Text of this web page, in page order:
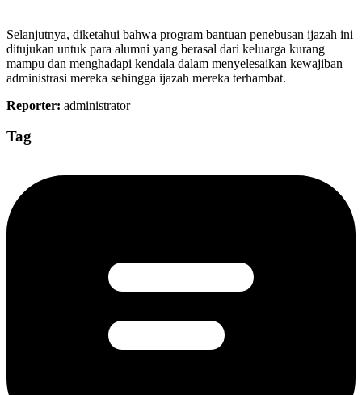
Selanjutnya, diketahui bahwa program bantuan penebusan ijazah ini
ditujukan untuk para alumni yang berasal dari keluarga kurang
mampu dan menghadapi kendala dalam menyelesaikan kewajiban
administrasi mereka sehingga ijazah mereka terhambat.
Reporter: administrator
Tag